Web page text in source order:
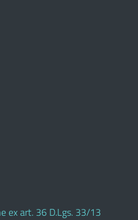
ex art. 36 D.Lgs. 33/13